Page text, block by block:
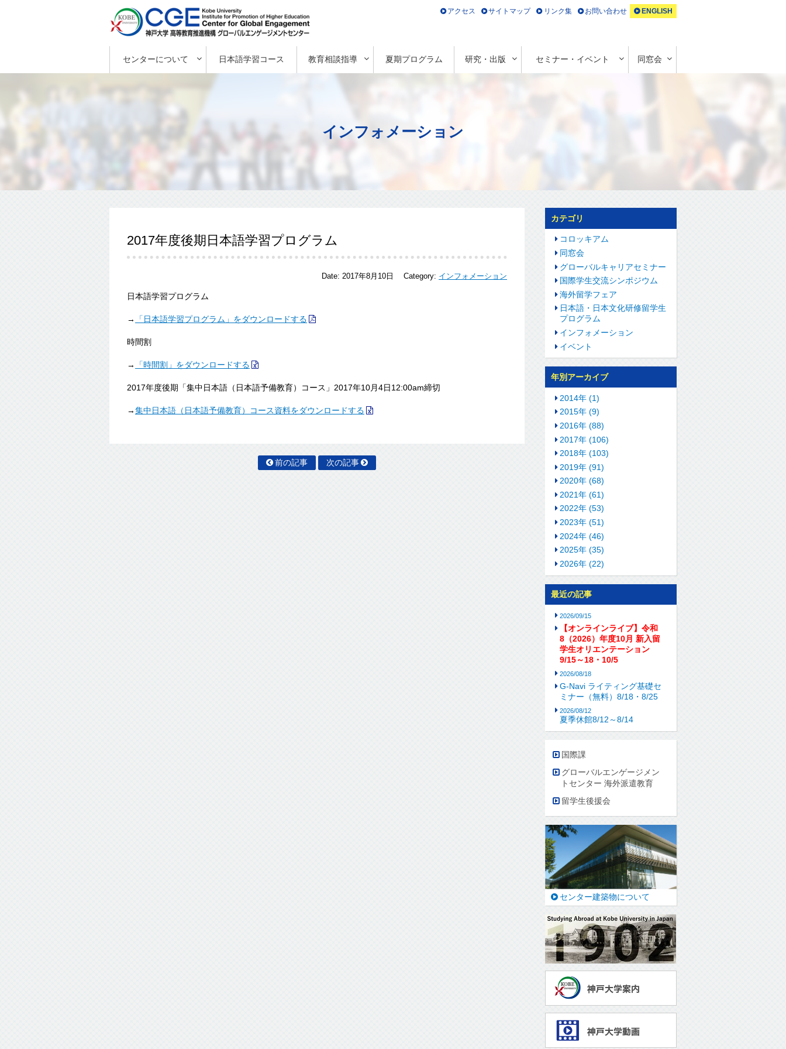
センターについて 日本語学習コース 教育相談指導 夏期プログラム 研究・出版 セミナー・イベント 同窓会
アクセス サイトマップ リンク集 お問い合わせ ENGLISH
インフォメーション
2017年度後期日本語学習プログラム
Date:2017年8月10日 Category: インフォメーション
日本語学習プログラム
→ 「日本語学習プログラム」をダウンロードする
時間割
→ 「時間割」をダウンロードする
2017年度後期「集中日本語（日本語予備教育）コース」2017年10月4日12:00am締切
→集中日本語（日本語予備教育）コース資料をダウンロードする
前の記事 次の記事
カテゴリ
コロッキアム
同窓会
グローバルキャリアセミナー
国際学生交流シンポジウム
海外留学フェア
日本語・日本文化研修留学生
プログラム
インフォメーション
イベント
年別アーカイブ
2014年 (1)
2015年 (9)
2016年 (88)
2017年 (106)
2018年 (103)
2019年 (91)
2020年 (68)
2021年 (61)
2022年 (53)
2023年 (51)
2024年 (46)
2025年 (35)
2026年 (22)
最近の記事
2026/09/15
【オンラインライブ】令和
8（2026）年度10月 新入留
学生オリエンテーション
9/15～18・10/5
2026/08/18
G-Navi ライティング基礎セ
ミナー（無料）8/18・8/25
2026/08/12
夏季休館8/12～8/14
国際課
グローバルエンゲージメン
トセンター 海外派遣教育
留学生後援会
センター建築物について